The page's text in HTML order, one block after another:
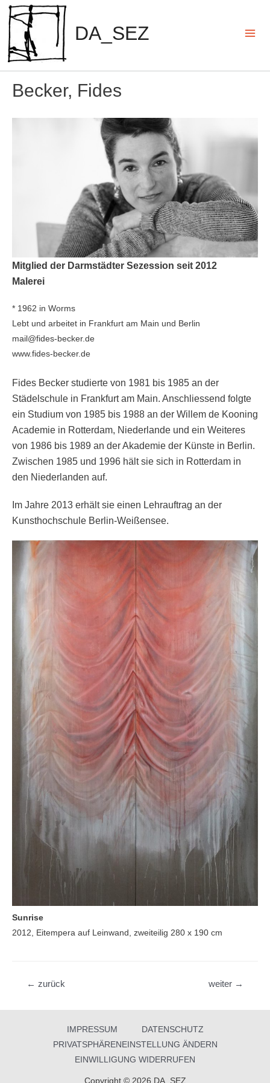
Zum
Inhalt
springen
DA_SEZ
Becker, Fides
Mitglied der Darmstädter Sezession seit 2012
Malerei
* 1962 in Worms
Lebt und arbeitet in Frankfurt am Main und Berlin
mail@fides-becker.de
www.fides-becker.de
Fides Becker studierte von 1981 bis 1985 an der
Städelschule in Frankfurt am Main. Anschliessend folgte
ein Studium von 1985 bis 1988 an der Willem de Kooning
Academie in Rotterdam, Niederlande und ein Weiteres
von 1986 bis 1989 an der Akademie der Künste in Berlin.
Zwischen 1985 und 1996 hält sie sich in Rotterdam in
den Niederlanden auf.
Im Jahre 2013 erhält sie einen Lehrauftrag an der
Kunsthochschule Berlin-Weißensee.
Sunrise
2012, Eitempera auf Leinwand, zweiteilig 280 x 190 cm
Beitragsnavigation
← zurück weiter →
IMPRESSUM
DATENSCHUTZ
PRIVATSPHÄRENEINSTELLUNG ÄNDERN
EINWILLIGUNG WIDERRUFEN
Copyright © 2026 DA_SEZ